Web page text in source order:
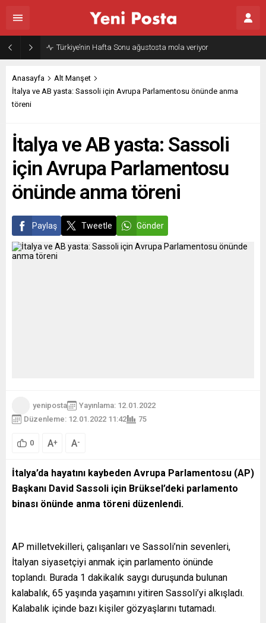
Gazze’nin geleceği: Teknokratik kontrol mü, kolonializm mi?
Anasayfa
Alt Manşet
İtalya ve AB yasta: Sassoli için Avrupa Parlamentosu önünde anma
töreni
İtalya ve AB yasta: Sassoli
için Avrupa Parlamentosu
önünde anma töreni
Paylaş Tweetle Gönder
yeniposta
Yayınlama: 12.01.2022
Düzenleme: 12.01.2022 11:42
75
0 A+ A-
İtalya’da hayatını kaybeden Avrupa Parlamentosu (AP)
Başkanı David Sassoli için Brüksel’deki parlamento
binası önünde anma töreni düzenlendi.
AP milletvekilleri, çalışanları ve Sassoli’nin sevenleri,
İtalyan siyasetçiyi anmak için parlamento önünde
toplandı. Burada 1 dakikalık saygı duruşunda bulunan
kalabalık, 65 yaşında yaşamını yitiren Sassoli’yi alkışladı.
Kalabalık içinde bazı kişiler gözyaşlarını tutamadı.